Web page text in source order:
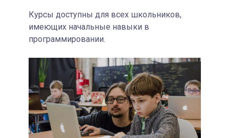
Курсы доступны для всех школьников,
имеющих начальные навыки в
программировании.